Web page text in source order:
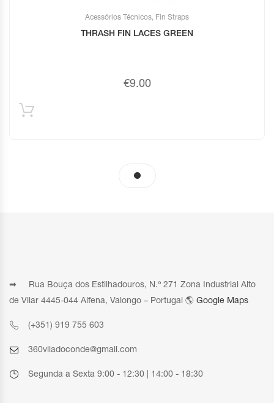
Acessórios Técnicos, Fin Straps
THRASH FIN LACES GREEN
€9.00
➡ Rua Bouça dos Estilhadouros, N.º 271 Zona Industrial Alto
de Vilar 4445-044 Alfena, Valongo – Portugal 🌎 Google Maps
(+351) 919 755 603
360viladoconde@gmail.com
Segunda a Sexta 9:00 - 12:30 | 14:00 - 18:30